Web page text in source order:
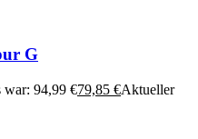
G
war: 94,99 €79,85 €Aktueller